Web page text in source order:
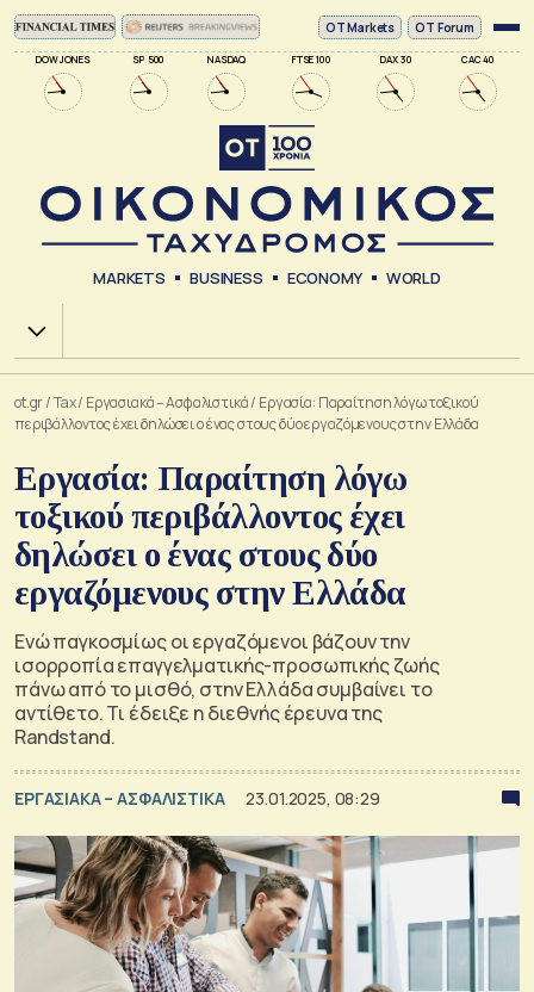
DOW JONES SP 500 NASDAQ FTSE 100 DAX 30 CAC 40
ΟΤ Markets OT Forum
MARKETS BUSINESS ECONOMY WORLD
Χ.Α.
ot.gr/Tax/ Εργασιακά – Ασφαλιστικά/ Εργασία: Παραίτηση λόγω τοξικού
περιβάλλοντος έχει δηλώσει ο ένας στους δύο εργαζόμενους στην Ελλάδα
Εργασία: Παραίτηση λόγω
τοξικού περιβάλλοντος έχει
δηλώσει ο ένας στους δύο
εργαζόμενους στην Ελλάδα
Ενώ παγκοσμίως οι εργαζόμενοι βάζουν την
ισορροπία επαγγελματικής-προσωπικής ζωής
πάνω από το μισθό, στην Ελλάδα συμβαίνει το
αντίθετο. Τι έδειξε η διεθνής έρευνα της
Randstand.
ΕΡΓΑΣΙΑΚΑ – ΑΣΦΑΛΙΣΤΙΚΑ 23.01.2025, 08:29